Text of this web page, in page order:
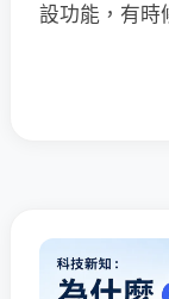
設功能，有時